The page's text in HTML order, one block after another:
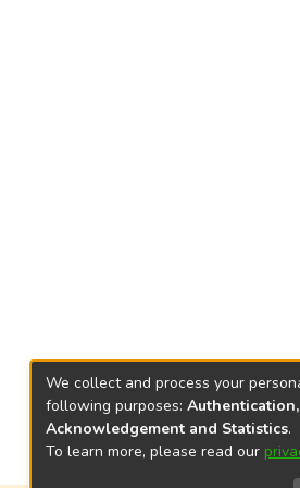
We collect and process your
following purposes:
Acknowledgement and Statistics.
To learn more, please read our